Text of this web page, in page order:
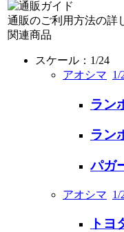
通販のご利用方法の詳
関連商品
スケール：1/24
アオシマ 1/
ラン
ラン
パガ
アオシマ 1/
ト